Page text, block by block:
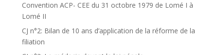
Convention ACP- CEE du 31 octobre 1979 de Lomé I à
Lomé II
CJ n°2: Bilan de 10 ans d’application de la réforme de la
filiation